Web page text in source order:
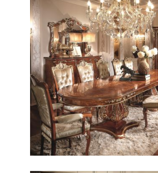
CLASSICO / PRANZO
Firenze